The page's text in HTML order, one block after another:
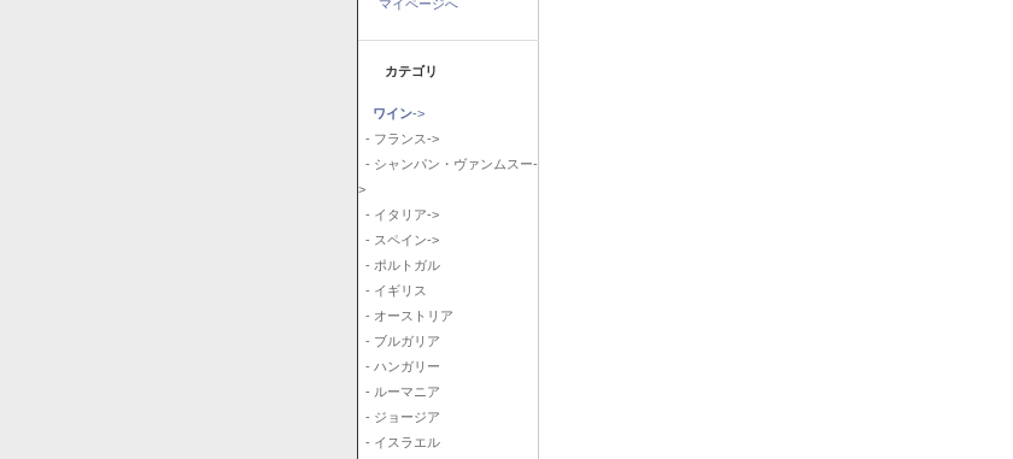
マイページへ
カテゴリ
ワイン->
- フランス->
- シャンパン・ヴァンムスー-
>
- イタリア->
- スペイン->
- ポルトガル
- イギリス
- オーストリア
- ブルガリア
- ハンガリー
- ルーマニア
- ジョージア
- イスラエル